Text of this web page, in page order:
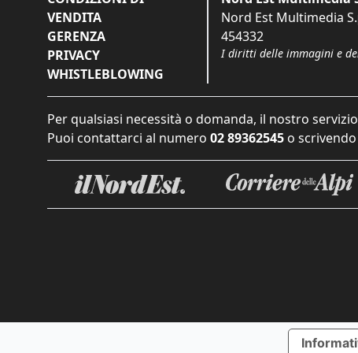
VENDITA
GERENZA
PRIVACY
WHISTLEBLOWING
Nord Est Multimedia
454332
I diritti delle immagini e
Per qualsiasi necessità o domanda, il nostro
Puoi contattarci al numero 02 89362545 o